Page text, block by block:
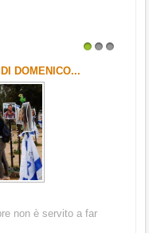
DOMENICO...
non è servito a far